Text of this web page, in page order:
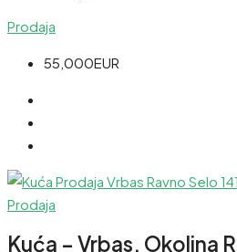
Prodaja
55,000EUR
Prodaja
Kuća – Vrbas, Okolina